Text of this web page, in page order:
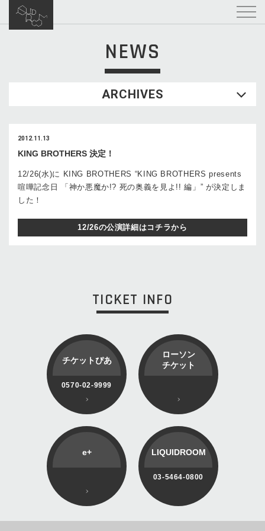
NEWS
ARCHIVES
2012.11.13
KING BROTHERS 決定！
12/26(水)に KING BROTHERS “KING BROTHERS presents
喧嘩記念日 「神か悪魔か!? 死の奥義を見よ!! 編」” が決定しま
した！
12/26の公演詳細はコチラから
TICKET INFO
チケットぴあ
0570-02-9999
ローソン
チケット
e+ LIQUIDROOM
03-5464-0800